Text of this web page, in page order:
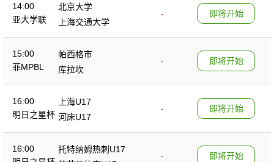
14:00
亚大学联
北京大学
-
上海交通大学
即将开始
15:00
菲MPBL
帕西格市
-
库拉坎
即将开始
16:00
明日之星杯
上海U17
-
河床U17
即将开始
16:00
托特纳姆热刺U17
-
即将开始